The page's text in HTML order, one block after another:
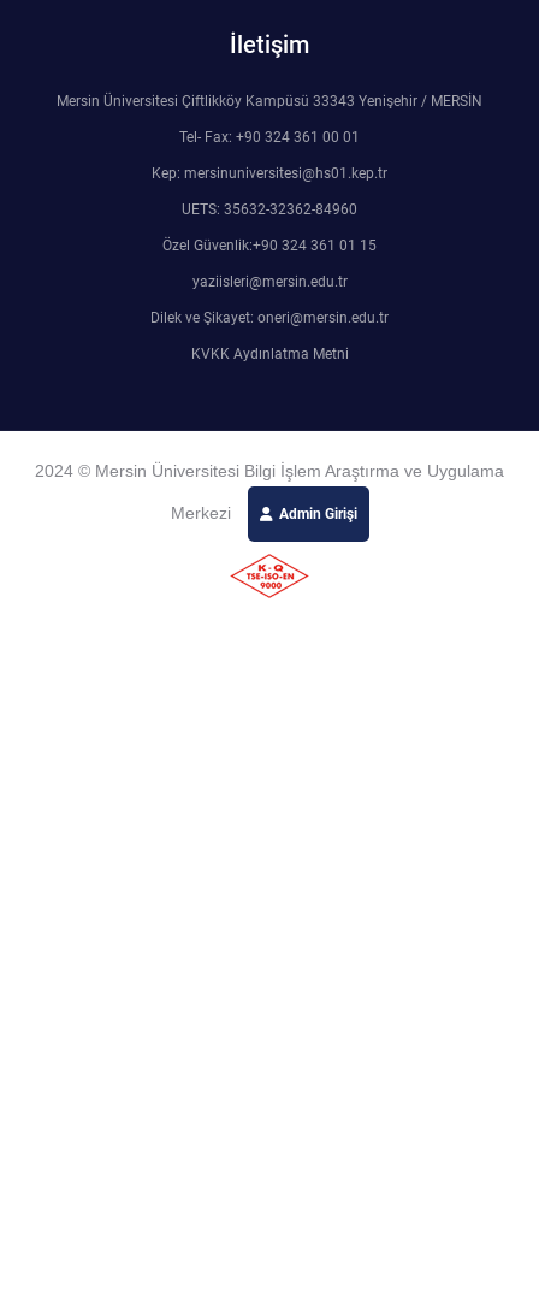
İletişim
Mersin Üniversitesi Çiftlikköy Kampüsü 33343 Yenişehir / MERSİN
Tel- Fax: +90 324 361 00 01
Kep: mersinuniversitesi@hs01.kep.tr
UETS: 35632-32362-84960
Özel Güvenlik:+90 324 361 01 15
yaziisleri@mersin.edu.tr
Dilek ve Şikayet: oneri@mersin.edu.tr
KVKK Aydınlatma Metni
2024 © Mersin Üniversitesi Bilgi İşlem Araştırma ve Uygulama
Merkezi Admin Girişi